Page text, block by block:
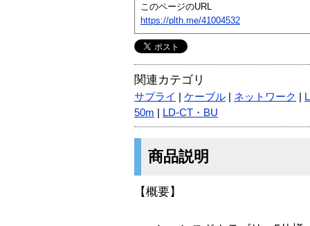
このページのURL
https://plth.me/41004532
関連カテゴリ
サプライ ケーブル ネットワーク
50m
LD-CT・BU
商品説明
【概要】